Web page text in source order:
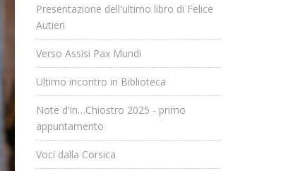
Presentazione dell'ultimo libro di Felice
Autieri
Verso Assisi Pax Mundi
Ultimo incontro in Biblioteca
Note d’In…Chiostro 2025 - primo
appuntamento
Voci dalla Corsica